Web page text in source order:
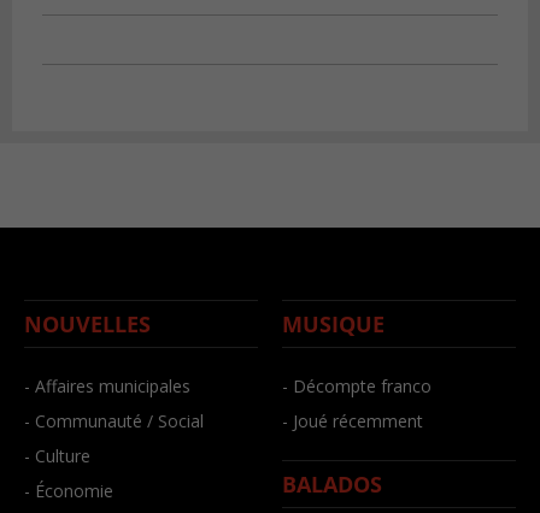
NOUVELLES
- Affaires municipales
- Communauté / Social
- Culture
- Économie
MUSIQUE
- Décompte franco
- Joué récemment
BALADOS